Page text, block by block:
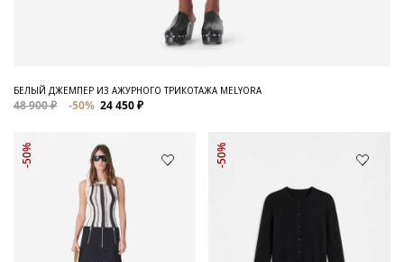
БЕЛЫЙ ДЖЕМПЕР ИЗ АЖУРНОГО ТРИКОТАЖА MELYORA
48 900 ₽ -50% 24 450 ₽
-50% -50%